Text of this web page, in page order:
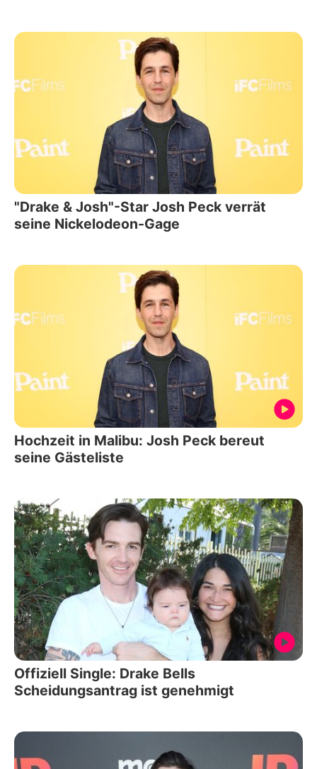
"Drake & Josh"-Star Josh Peck verrät
seine Nickelodeon-Gage
Hochzeit in Malibu: Josh Peck bereut
seine Gästeliste
Offiziell Single: Drake Bells
Scheidungsantrag ist genehmigt